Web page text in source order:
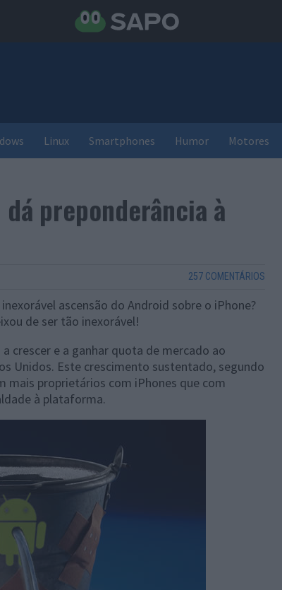
Linux Smartphones Humor Motores
preponderância à
257 COMENTÁRIOS
ascensão do Android sobre o iPhone?
de ser tão inexorável!
crescer e a ganhar quota de mercado ao
Unidos. Este crescimento sustentado, segundo
mais proprietários com iPhones que com
à plataforma.